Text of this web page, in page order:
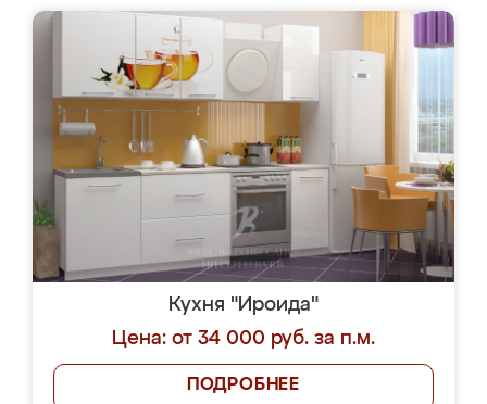
Кухня "Ироида"
Цена: от 34 000 руб. за п.м.
ПОДРОБНЕЕ